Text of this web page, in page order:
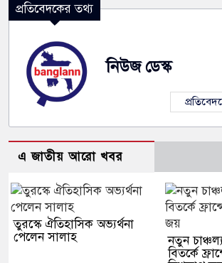
প্রতিবেদকের তথ্য
নিউজ ডেস্ক
এ জাতীয় আরো খবর
তুরস্কে ঐতিহাসিক অভ্যর্থনা
পেলেন সালাহ
নতুন
বিতর্কে